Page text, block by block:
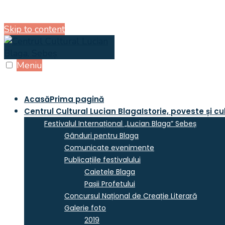
Skip to content
Meniu
AcasăPrima pagină
Centrul Cultural Lucian BlagaIstorie, poveste și
Festivalul Internațional „Lucian Blaga” Sebeș
Gânduri pentru Blaga
Comunicate evenimente
Publicațiile festivalului
Caietele Blaga
Pașii Profetului
Concursul Național de Creație Literară
Galerie foto
2019